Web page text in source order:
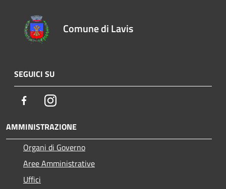
Comune di Lavis
SEGUICI SU
FacebookInstagram
AMMINISTRAZIONE
Organi di Governo
Aree Amministrative
Uffici